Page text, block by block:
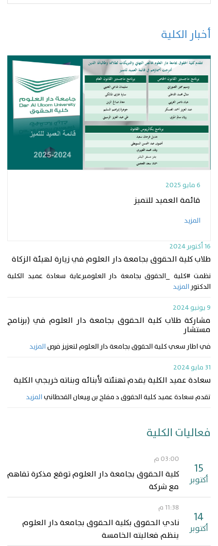
أخبار الكلية
6 مايو 2025
قائمة العميد للتميز
المزيد
16 أكتوبر 2024
طلاب كلية الحقوق بجامعة دار العلوم في زيارة لهيئة الزكاة
نظمت #كلية _الحقوق بجامعة دار العلومبرعاية سعادة عميد الكلية
الدكتور المزيد
9 يونيو 2024
مشاركة طلاب كلية الحقوق بجامعة دار العلوم في (برنامج
مستشار
في اطار سعي كلية الحقوق بجامعة دار العلوم لتعزيز فرصالمزيد
31 مايو 2024
سعادة عميد الكلية يقدم تهنئته لأبنائه وبناته خريجي الكلية
تقدم سعادة عميد كلية الحقوق د مفلح بن ربيعان القحطانيالمزيد
فعاليات الكلية
15
أكتوبر
03:00 م
كلية الحقوق بجامعة دار العلوم توقع مذكرة تفاهم
مع شركة
14
أكتوبر
11:38 م
نادي الحقوق بكلية الحقوق بجامعة دار العلوم
ينظم فعاليته الخامسة